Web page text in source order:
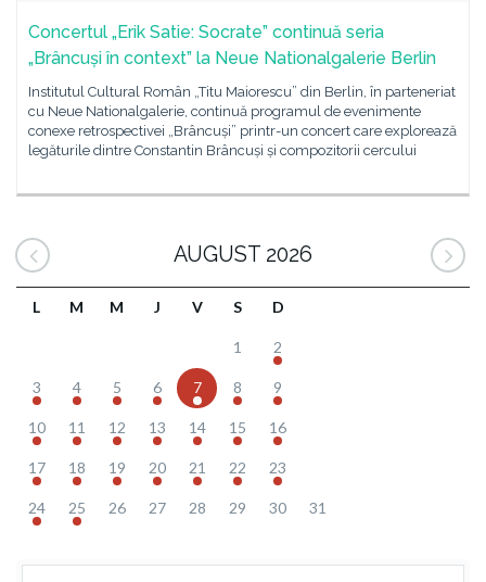
Concertul „Erik Satie: Socrate” continuă seria
„Brâncuși în context” la Neue Nationalgalerie Berlin
Institutul Cultural Român „Titu Maiorescu” din Berlin, în parteneriat
cu Neue Nationalgalerie, continuă programul de evenimente
conexe retrospectivei „Brâncuși” printr-un concert care explorează
legăturile dintre Constantin Brâncuși și compozitorii cercului
AUGUST 2026
L M M J V S D
1 2
3 4 5 6 7 8 9
10 11 12 13 14 15 16
17 18 19 20 21 22 23
24 25 26 27 28 29 30 31